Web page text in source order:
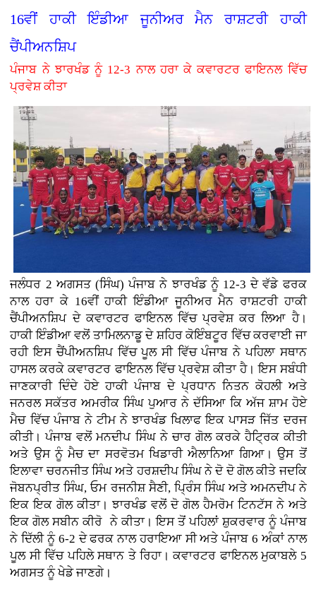
16ਵੀਂ ਹਾਕੀ ਇੰਡੀਆ ਜੂਨੀਅਰ ਮੈਨ ਰਾਸ਼ਟਰੀ ਹਾਕੀ
ਚੈਂਪੀਅਨਸ਼ਿਪ
ਪੰਜਾਬ ਨੇ ਝਾਰਖੰਡ ਨੂੰ 12-3 ਨਾਲ ਹਰਾ ਕੇ ਕਵਾਰਟਰ ਫਾਇਨਲ ਵਿੱਚ
ਪ੍ਰਵੇਸ਼ ਕੀਤਾ
ਜਲੰਧਰ 2 ਅਗਸਤ (ਸਿੰਘ) ਪੰਜਾਬ ਨੇ ਝਾਰਖੰਡ ਨੂੰ 12-3 ਦੇ ਵੱਡੇ ਫਰਕ
ਨਾਲ ਹਰਾ ਕੇ 16ਵੀਂ ਹਾਕੀ ਇੰਡੀਆ ਜੂਨੀਅਰ ਮੈਨ ਰਾਸ਼ਟਰੀ ਹਾਕੀ
ਚੈਂਪੀਅਨਸ਼ਿਪ ਦੇ ਕਵਾਰਟਰ ਫਾਇਨਲ ਵਿੱਚ ਪ੍ਰਵੇਸ਼ ਕਰ ਲਿਆ ਹੈ।
ਹਾਕੀ ਇੰਡੀਆ ਵਲੋਂ ਤਾਮਿਲਨਾਡੂ ਦੇ ਸ਼ਹਿਰ ਕੋਇੰਬਟੂਰ ਵਿੱਚ ਕਰਵਾਈ ਜਾ
ਰਹੀ ਇਸ ਚੈਂਪੀਅਨਸ਼ਿਪ ਵਿੱਚ ਪੂਲ ਸੀ ਵਿੱਚ ਪੰਜਾਬ ਨੇ ਪਹਿਲਾ ਸਥਾਨ
ਹਾਸਲ ਕਰਕੇ ਕਵਾਰਟਰ ਫਾਇਨਲ ਵਿੱਚ ਪ੍ਰਵੇਸ਼ ਕੀਤਾ ਹੈ। ਇਸ ਸਬੰਧੀ
ਜਾਣਕਾਰੀ ਦਿੰਦੇ ਹੋਏ ਹਾਕੀ ਪੰਜਾਬ ਦੇ ਪ੍ਰਧਾਨ ਨਿਤਨ ਕੋਹਲੀ ਅਤੇ
ਜਨਰਲ ਸਕੱਤਰ ਅਮਰੀਕ ਸਿੰਘ ਪੁਆਰ ਨੇ ਦੱਸਿਆ ਕਿ ਅੱਜ ਸ਼ਾਮ ਹੋਏ
ਮੈਚ ਵਿੱਚ ਪੰਜਾਬ ਨੇ ਟੀਮ ਨੇ ਝਾਰਖੰਡ ਖਿਲਾਫ ਇਕ ਪਾਸੜ ਜਿੱਤ ਦਰਜ
ਕੀਤੀ। ਪੰਜਾਬ ਵਲੋਂ ਮਨਦੀਪ ਸਿੰਘ ਨੇ ਚਾਰ ਗੋਲ ਕਰਕੇ ਹੈਟ੍ਰਿਕ ਕੀਤੀ
ਅਤੇ ਉਸ ਨੂੰ ਮੈਚ ਦਾ ਸਰਵੋਤਮ ਖਿਡਾਰੀ ਐਲਾਨਿਆ ਗਿਆ। ਉਸ ਤੋਂ
ਇਲਾਵਾ ਚਰਨਜੀਤ ਸਿੰਘ ਅਤੇ ਹਰਸ਼ਦੀਪ ਸਿੰਘ ਨੇ ਦੋ ਦੋ ਗੋਲ ਕੀਤੇ ਜਦਕਿ
ਜੋਬਨਪ੍ਰੀਤ ਸਿੰਘ, ਓਮ ਰਜਨੀਸ਼ ਸੈਣੀ, ਪ੍ਰਿੰਸ ਸਿੰਘ ਅਤੇ ਅਮਨਦੀਪ ਨੇ
ਇਕ ਇਕ ਗੋਲ ਕੀਤਾ। ਝਾਰਖੰਡ ਵਲੋਂ ਦੋ ਗੋਲ ਹੈਮਰੋਮ ਟਿਨਟੱਸ ਨੇ ਅਤੇ
ਇਕ ਗੋਲ ਸਬੀਨ ਕੀਰੋ ਨੇ ਕੀਤਾ। ਇਸ ਤੋਂ ਪਹਿਲਾਂ ਸ਼ੁਕਰਵਾਰ ਨੂੰ ਪੰਜਾਬ
ਨੇ ਦਿੱਲੀ ਨੂੰ 6-2 ਦੇ ਫਰਕ ਨਾਲ ਹਰਾਇਆ ਸੀ ਅਤੇ ਪੰਜਾਬ 6 ਅੰਕਾਂ ਨਾਲ
ਪੂਲ ਸੀ ਵਿੱਚ ਪਹਿਲੇ ਸਥਾਨ ਤੇ ਰਿਹਾ। ਕਵਾਰਟਰ ਫਾਇਨਲ ਮੁਕਾਬਲੇ 5
ਅਗਸਤ ਨੂੰ ਖੇਡੇ ਜਾਣਗੇ।